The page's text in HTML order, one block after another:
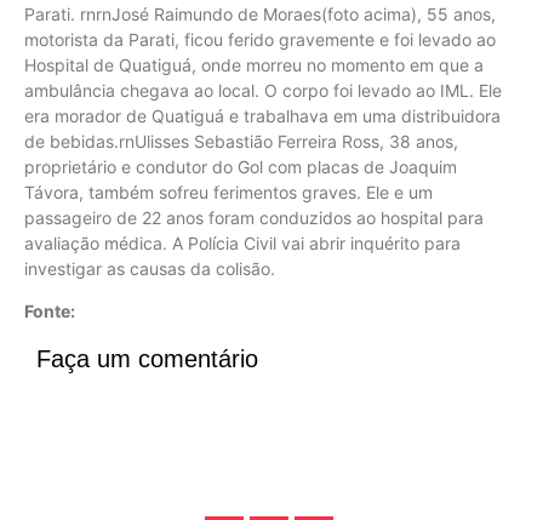
Parati. rnrnJosé Raimundo de Moraes(foto acima), 55 anos,
motorista da Parati, ficou ferido gravemente e foi levado ao
Hospital de Quatiguá, onde morreu no momento em que a
ambulância chegava ao local. O corpo foi levado ao IML. Ele
era morador de Quatiguá e trabalhava em uma distribuidora
de bebidas.rnUlisses Sebastião Ferreira Ross, 38 anos,
proprietário e condutor do Gol com placas de Joaquim
Távora, também sofreu ferimentos graves. Ele e um
passageiro de 22 anos foram conduzidos ao hospital para
avaliação médica. A Polícia Civil vai abrir inquérito para
investigar as causas da colisão.
Fonte:
Faça um comentário